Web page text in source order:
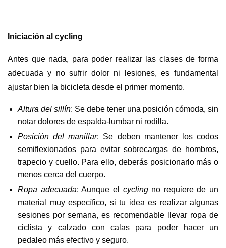
Iniciación al cycling
Antes que nada, para poder realizar las clases de forma
adecuada y no sufrir dolor ni lesiones, es fundamental
ajustar bien la bicicleta desde el primer momento.
Altura del sillín: Se debe tener una posición cómoda, sin
notar dolores de espalda-lumbar ni rodilla.
Posición del manillar: Se deben mantener los codos
semiflexionados para evitar sobrecargas de hombros,
trapecio y cuello. Para ello, deberás posicionarlo más o
menos cerca del cuerpo.
Ropa adecuada: Aunque el cyclingno requiere de un
material muy específico, si tu idea es realizar algunas
sesiones por semana, es recomendable llevar ropa de
ciclista y calzado con calas para poder hacer un
pedaleo más efectivo y seguro.